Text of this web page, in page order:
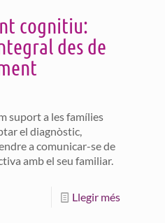
cognitiu:
des de
suport a les famílies
el diagnòstic,
a comunicar-se de
amb el seu familiar.
Llegir més